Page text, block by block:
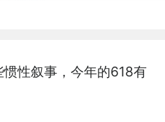
惯性叙事，今年的618有